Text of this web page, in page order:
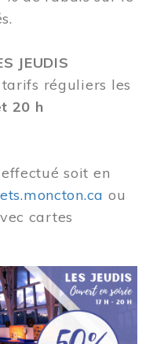
JEUDIS
réguliers les
20 h
soit en
ou
cartes